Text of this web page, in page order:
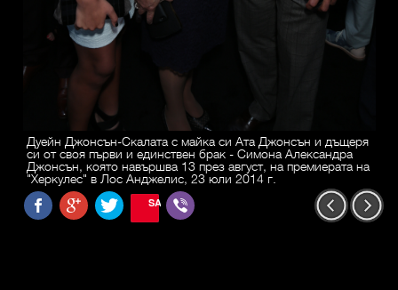
Дуейн Джонсън-Скалата с майка си Ата Джонсън и дъщеря
си от своя първи и единствен брак - Симона Александра
Джонсън, която навършва 13 през август, на премиерата на
"Херкулес" в Лос Анджелис, 23 юли 2014 г.
SAVE